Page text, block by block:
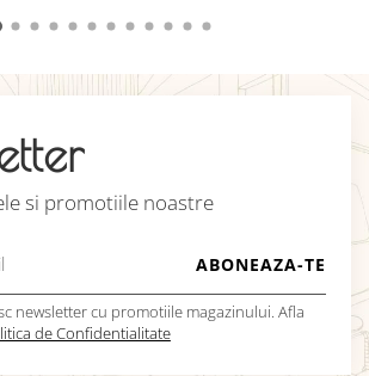
si promotiile noastre
newsletter cu promotiile magazinului. Afla
de Confidentialitate